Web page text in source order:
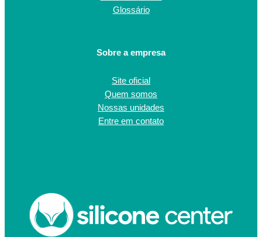
Glossário
Sobre a empresa
Site oficial
Quem somos
Nossas unidades
Entre em contato